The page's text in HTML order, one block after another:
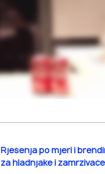
Rješenja po mjeri i
za hladnjake i zamrzivače